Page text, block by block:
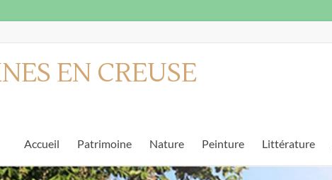
EN CREUSE
Accueil Patrimoine Nature Peinture Littérature